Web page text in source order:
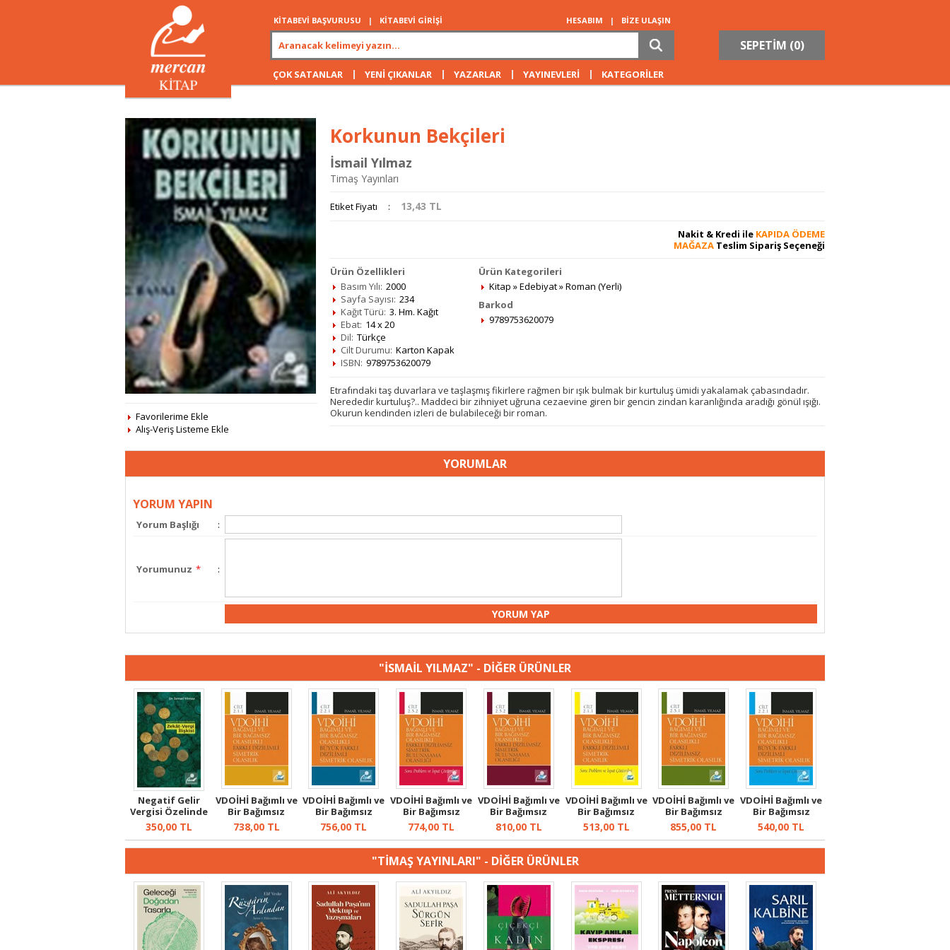
KİTABEVİ BAŞVURUSU | KİTABEVİ GİRİŞİ HESABIM | BİZE ULAŞIN
SEPETİM (0)
ÇOK SATANLAR | YENİ ÇIKANLAR | YAZARLAR | YAYINEVLERİ | KATEGORİLER
Favorilerime Ekle
Alış-Veriş Listeme Ekle
Korkunun Bekçileri
İsmail Yılmaz
Timaş Yayınları
Etiket Fiyatı : 13,43 TL
Nakit & Kredi ile KAPIDA ÖDEME
MAĞAZA Teslim Sipariş Seçeneği
Ürün Özellikleri
Basım Yılı: 2000
Sayfa Sayısı: 234
Kağıt Türü: 3. Hm. Kağıt
Ebat: 14 x 20
Dil: Türkçe
Cilt Durumu: Karton Kapak
ISBN: 9789753620079
Ürün Kategorileri
Kitap »Edebiyat»Roman (Yerli)
Barkod
9789753620079
Etrafındaki taş duvarlara ve taşlaşmış fikirlere rağmen bir ışık bulmak bir kurtuluş ümidi yakalamak çabasındadır.
Nerededir kurtuluş?.. Maddeci bir zihniyet uğruna cezaevine giren bir gencin zindan karanlığında aradığı gönül ışığı.
Okurun kendinden izleri de bulabileceği bir roman.
YORUMLAR
YORUM YAPIN
Yorum Başlığı :
Yorumunuz * :
"İSMAİL YILMAZ" - DİĞER ÜRÜNLER
Negatif Gelir
Vergisi Özelinde
Zekat Ver...
350,00TL
VDOİHİ Bağımlı ve
Bir Bağımsız
Olasılıkl...
738,00TL
VDOİHİ Bağımlı ve
Bir Bağımsız
Olasılıkl...
756,00 TL
VDOİHİ Bağımlı ve
Bir Bağımsız
Olasılıkl...
774,00 TL
VDOİHİ Bağımlı ve
Bir Bağımsız
Olasılıkl...
810,00TL
VDOİHİ Bağımlı ve
Bir Bağımsız
Olasılıkl...
513,00TL
VDOİHİ Bağımlı ve
Bir Bağımsız
Olasılıkl...
855,00 TL
VDOİHİ Bağımlı ve
Bir Bağımsız
Olasılıkl...
540,00 TL
"TİMAŞ YAYINLARI" - DİĞER ÜRÜNLER